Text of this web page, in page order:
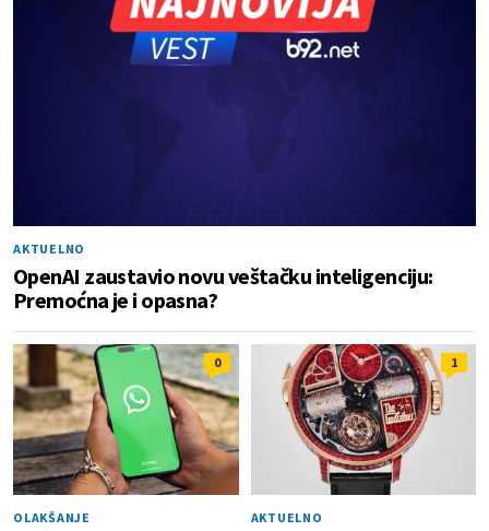
AKTUELNO
OpenAI zaustavio novu veštačku inteligenciju:
Premoćna je i opasna?
0
OLAKŠANJE
1
AKTUELNO